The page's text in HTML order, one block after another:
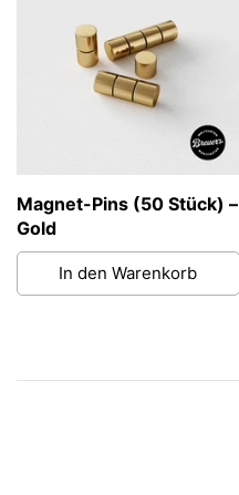
Magnet-Pins (50 Stück) –
Gold
In den Warenkorb